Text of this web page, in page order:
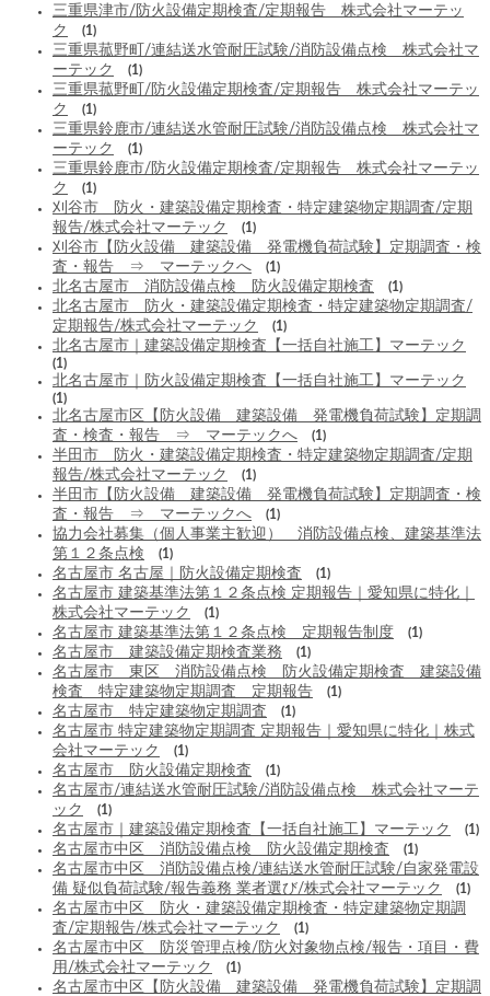
三重県津市/防火設備定期検査/定期報告 株式会社マーテッ
ク
(1)
三重県菰野町/連結送水管耐圧試験/消防設備点検 株式会社マ
ーテック
(1)
三重県菰野町/防火設備定期検査/定期報告 株式会社マーテッ
ク
(1)
三重県鈴鹿市/連結送水管耐圧試験/消防設備点検 株式会社マ
ーテック
(1)
三重県鈴鹿市/防火設備定期検査/定期報告 株式会社マーテッ
ク
(1)
刈谷市 防火・建築設備定期検査・特定建築物定期調査/定期
報告/株式会社マーテック
(1)
刈谷市【防火設備 建築設備 発電機負荷試験】定期調査・検
査・報告 ⇒ マーテックへ
(1)
北名古屋市 消防設備点検 防火設備定期検査 (1)
北名古屋市 防火・建築設備定期検査・特定建築物定期調査/
定期報告/株式会社マーテック
(1)
北名古屋市｜建築設備定期検査【一括自社施工】マーテック
(1)
北名古屋市｜防火設備定期検査【一括自社施工】マーテック
(1)
北名古屋市区【防火設備 建築設備 発電機負荷試験】定期調
査・検査・報告 ⇒ マーテックへ
(1)
半田市 防火・建築設備定期検査・特定建築物定期調査/定期
報告/株式会社マーテック
(1)
半田市【防火設備 建築設備 発電機負荷試験】定期調査・検
査・報告 ⇒ マーテックへ
(1)
協力会社募集（個人事業主歓迎） 消防設備点検、建築基準法
第１２条点検
(1)
名古屋市 名古屋｜防火設備定期検査 (1)
名古屋市 建築基準法第１２条点検 定期報告｜愛知県に特化｜
株式会社マーテック
(1)
名古屋市 建築基準法第１２条点検 定期報告制度 (1)
名古屋市 建築設備定期検査業務 (1)
名古屋市 東区 消防設備点検 防火設備定期検査 建築設備
検査 特定建築物定期調査 定期報告
(1)
名古屋市 特定建築物定期調査 (1)
名古屋市 特定建築物定期調査 定期報告｜愛知県に特化｜株式
会社マーテック
(1)
名古屋市 防火設備定期検査 (1)
名古屋市/連結送水管耐圧試験/消防設備点検 株式会社マーテ
ック
(1)
名古屋市｜建築設備定期検査【一括自社施工】マーテック (1)
名古屋市中区 消防設備点検 防火設備定期検査 (1)
名古屋市中区 消防設備点検/連結送水管耐圧試験/自家発電設
備 疑似負荷試験/報告義務 業者選び/株式会社マーテック
(1)
名古屋市中区 防火・建築設備定期検査・特定建築物定期調
査/定期報告/株式会社マーテック
(1)
名古屋市中区 防災管理点検/防火対象物点検/報告・項目・費
用/株式会社マーテック
(1)
名古屋市中区【防火設備 建築設備 発電機負荷試験】定期調